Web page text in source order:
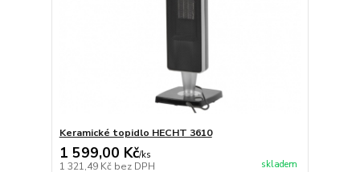
Keramické topidlo HECHT 3610
1 599,00 Kč/ks
1 321,49 Kč bez DPH skladem